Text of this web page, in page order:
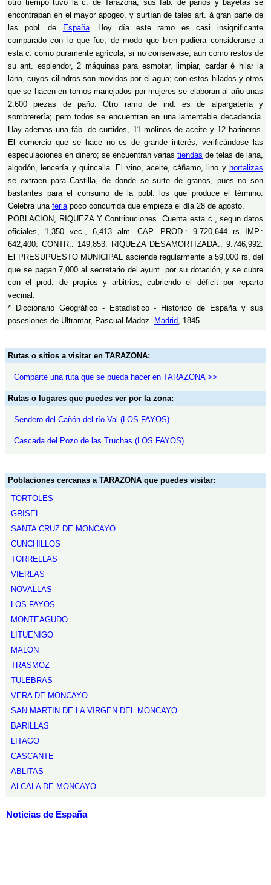
otro tiempo tuvo la c. de Tarazona; sus fáb. de paños y bayetas se
encontraban en el mayor apogeo, y surtían de tales art. á gran parte de
las pobl. de
España. Hoy día este ramo es casi insignificante
comparado con lo que fue; de modo que bien pudiera considerarse a
esta c. como puramente agrícola, si no conservase, aun como restos de
su ant. esplendor, 2 máquinas para esmotar, limpiar, cardar é hilar la
lana, cuyos cilindros son movidos por el agua; con estos hilados y otros
que se hacen en tornos manejados por mujeres se elaboran al año unas
2,600 piezas de paño. Otro ramo de ind. es de alpargatería y
sombrerería; pero todos se encuentran en una lamentable decadencia.
Hay ademas una fáb. de curtidos, 11 molinos de aceite y 12 harineros.
El comercio que se hace no es de grande interés, verificándose las
especulaciones en dinero; se encuentran varias tiendas de telas de lana,
algodón, lencería y quincalla. El vino, aceite, cáñamo, lino y hortalizas
se extraen para Castilla, de donde se surte de granos, pues no son
bastantes para el consumo de la pobl. los que produce el término.
Celebra una feriapoco concurrida que empieza el día 28 de agosto.
POBLACION, RIQUEZA Y Contribuciones. Cuenta esta c., segun datos
oficiales, 1,350 vec., 6,413 alm. CAP. PROD.: 9.720,644 rs IMP.:
642,400. CONTR.: 149,853. RIQUEZA DESAMORTIZADA.: 9.746,992.
El PRESUPUESTO MUNICIPAL asciende regularmente a 59,000 rs, del
que se pagan 7,000 al secretario del ayunt. por su dotación, y se cubre
con el prod. de propios y arbitrios, cubriendo el déficit por reparto
vecinal.
* Diccionario Geográfico - Estadístico - Histórico de España y sus
posesiones de Ultramar, Pascual Madoz. Madrid, 1845.
Rutas o sitios a visitar en TARAZONA:
Comparte una ruta que se pueda hacer en TARAZONA >>
Rutas o lugares que puedes ver por la zona:
Sendero del Cañón del río Val (LOS FAYOS)
Cascada del Pozo de las Truchas (LOS FAYOS)
Poblaciones cercanas a TARAZONA que puedes visitar:
TORTOLES
GRISEL
SANTA CRUZ DE MONCAYO
CUNCHILLOS
TORRELLAS
VIERLAS
NOVALLAS
LOS FAYOS
MONTEAGUDO
LITUENIGO
MALON
TRASMOZ
TULEBRAS
VERA DE MONCAYO
SAN MARTIN DE LA VIRGEN DEL MONCAYO
BARILLAS
LITAGO
CASCANTE
ABLITAS
ALCALA DE MONCAYO
Noticias de España